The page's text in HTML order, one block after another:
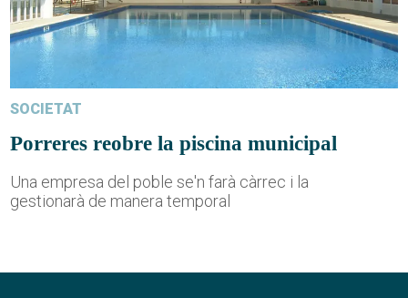
SOCIETAT
Porreres reobre la piscina municipal
Una empresa del poble se'n farà càrrec i la
gestionarà de manera temporal